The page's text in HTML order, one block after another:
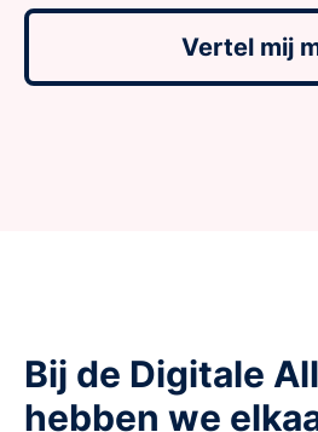
Vertel mij
Bij de Digitale
hebben we